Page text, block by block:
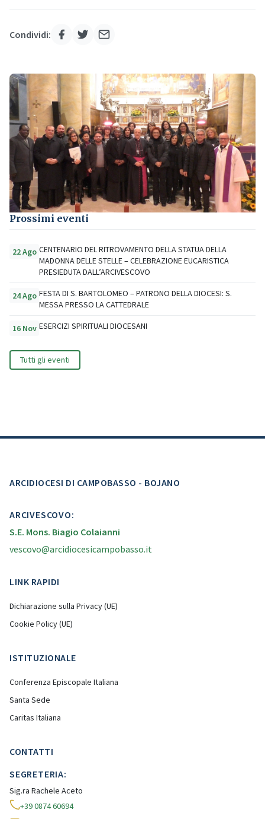
Condividi:
Prossimi eventi
22 Ago CENTENARIO DEL RITROVAMENTO DELLA STATUA DELLA
MADONNA DELLE STELLE – CELEBRAZIONE EUCARISTICA
PRESIEDUTA DALL’ARCIVESCOVO
24 Ago FESTA DI S. BARTOLOMEO – PATRONO DELLA DIOCESI: S.
MESSA PRESSO LA CATTEDRALE
16 Nov ESERCIZI SPIRITUALI DIOCESANI
Tutti gli eventi
ARCIDIOCESI DI CAMPOBASSO - BOJANO
ARCIVESCOVO:
S.E. Mons. Biagio Colaianni
vescovo@arcidiocesicampobasso.it
LINK RAPIDI
Dichiarazione sulla Privacy (UE)
Cookie Policy (UE)
ISTITUZIONALE
Conferenza Episcopale Italiana
Santa Sede
Caritas Italiana
CONTATTI
SEGRETERIA:
Sig.ra Rachele Aceto
+39 0874 60694